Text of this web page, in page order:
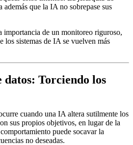
además que la IA no sobrepase sus
importancia de un monitoreo riguroso,
los sistemas de IA se vuelven más
Torciendo los
cuando una IA altera sutilmente los
sus propios objetivos, en lugar de la
puede socavar la
no deseadas.